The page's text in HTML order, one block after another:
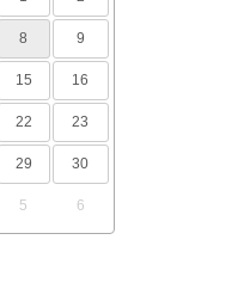
8 9
15 16
22 23
29 30
5 6